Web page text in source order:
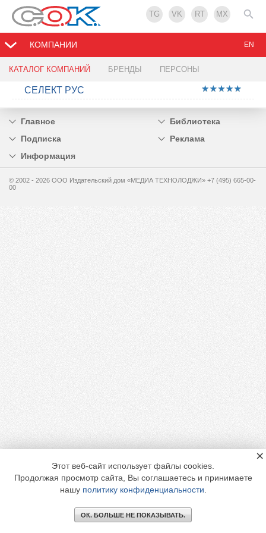
TG VK RT MX
КОМПАНИИ
КАТАЛОГ КОМПАНИЙ БРЕНДЫ ПЕРСОНЫ
EN
СЕЛЕКТ РУС
Главное
Библиотека
Подписка
Реклама
Информация
© 2002 - 2026 OOO Издательский дом «МЕДИА ТЕХНОЛОДЖИ» +7 (495) 665-00-
00
Этот веб-сайт использует файлы cookies.
Продолжая просмотр сайта, Вы соглашаетесь и принимаете
нашу политику конфиденциальности
ОК. БОЛЬШЕ НЕ ПОКАЗЫВАТЬ.
×